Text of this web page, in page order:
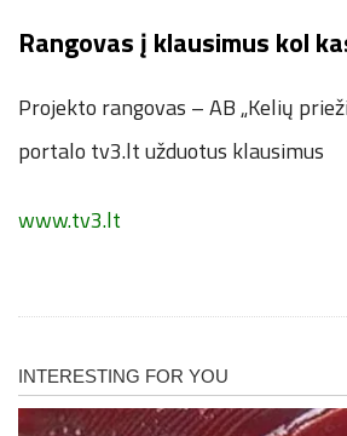
Rangovas į klausimus kol
Projekto rangovas – AB „Kelių
portalo tv3.lt užduotus klausimus
www.tv3.lt